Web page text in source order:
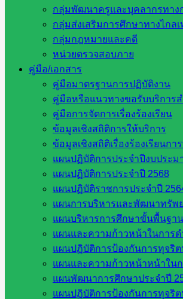
กลุ่มพัฒนาครูและบุคลากรทาง
กลุ่มส่งเสริมการศึกษาทางไกล
กลุ่มกฎหมายและคดี
หน่วยตรวจสอบภาย
คู่มือ/เอกสาร
คู่มือมาตรฐานการปฏิบัติงาน
คู่มือหรือแนวทางขอรับบริการ
คู่มือการจัดการเรื่องร้องเรียน
ข้อมูลเชิงสถิติการให้บริการ
ข้อมูลเชิงสถิติเรื่องร้องเรียนกา
แผนปฏิบัติการประจำปีงบประม
แผนปฏิบัติการประจำปี 2568
แผนปฏิบัติราชการประจำปี
แผนการบริหารและพัฒนาทรัพ
แผนบริหารการศึกษาขั้นพื้นฐา
แผนและความก้าวหน้าในการ
แผนปฏิบัติการป้องกันการทุจริ
แผนและความก้าวหน้าหน้าใน
แผนพัฒนาการศึกษาประจำปี
แผนปฏิบัติการป้องกันการทุจริต
พฤศจิกายน 14, 2025พฤศจิกายน 18,
หมายและคดี,บทความทางกฏหมาย
อุทธาหรณ์กรณีความผิดทาง
เดือนตุลาคม 2568
ตุลาคม 2, 2025ตุลาคม 2, 2025 กลุ่
บทความทางกฏหมาย,วารสาร ประชาสัมพั
อุทธาหรณ์กรณีความผิดทาง
เดือนกันยายน 2568